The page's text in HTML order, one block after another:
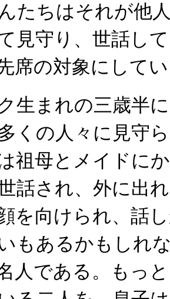
たちはそれが他
見守り、世話し
席の対象にして
生まれの三歳半
くの人々に見守
祖母とメイドに
話され、外に出
を向けられ、話
もあるかもしれ
人である。もっ